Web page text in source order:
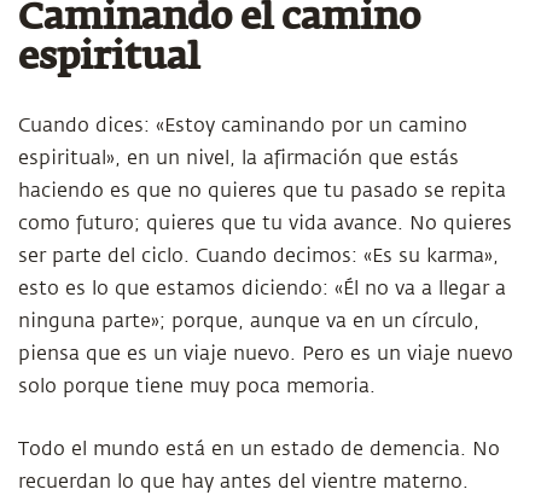
Caminando el camino
espiritual
Cuando dices: «Estoy caminando por un camino
espiritual», en un nivel, la afirmación que estás
haciendo es que no quieres que tu pasado se repita
como futuro; quieres que tu vida avance. No quieres
ser parte del ciclo. Cuando decimos: «Es su karma»,
esto es lo que estamos diciendo: «Él no va a llegar a
ninguna parte»; porque, aunque va en un círculo,
piensa que es un viaje nuevo. Pero es un viaje nuevo
solo porque tiene muy poca memoria.
Todo el mundo está en un estado de demencia. No
recuerdan lo que hay antes del vientre materno.